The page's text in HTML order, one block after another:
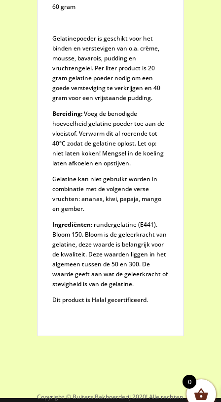
60 gram
Gelatinepoeder is geschikt voor het
binden en verstevigen van o.a. crème,
mousse, bavarois, pudding en
vruchtengelei. Per liter product is 20
gram gelatine poeder nodig om een
goede versteviging te verkrijgen en 40
gram voor een vrijstaande pudding.
Bereiding:Voeg de benodigde
hoeveelheid gelatine poeder toe aan de
vloeistof. Verwarm dit al roerende tot
40°C zodat de gelatine oplost. Let op:
niet laten koken! Mengsel in de koeling
laten afkoelen en opstijven.
Gelatine kan niet gebruikt worden in
combinatie met de volgende verse
vruchten: ananas, kiwi, papaja, mango
en gember.
Ingrediënten: rundergelatine (E441).
Bloom 150. Bloom is de geleerkracht van
gelatine, deze waarde is belangrijk voor
de kwaliteit. Deze waarden liggen in het
algemeen tussen de 50 en 300. De
waarde geeft aan wat de geleerkracht of
stevigheid is van de gelatine.
Dit product is Halal gecertificeerd.
Copyright © Buiters Bakboerderij 2020! Alle rechten
0